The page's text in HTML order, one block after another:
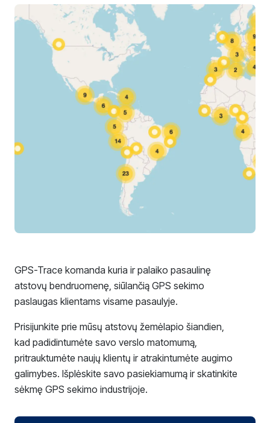
GPS-Trace komanda kuria ir palaiko pasaulinę
atstovų bendruomenę, siūlančią GPS sekimo
paslaugas klientams visame pasaulyje.
Prisijunkite prie mūsų atstovų žemėlapio šiandien,
kad padidintumėte savo verslo matomumą,
pritrauktumėte naujų klientų ir atrakintumėte augimo
galimybes. Išplėskite savo pasiekiamumą ir skatinkite
sėkmę GPS sekimo industrijoje.